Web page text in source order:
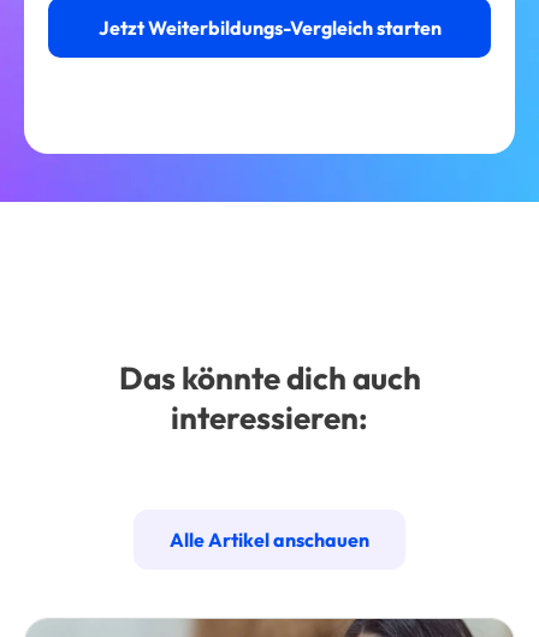
Jetzt Weiterbildungs-Vergleich starten
Das könnte dich auch
interessieren:
Alle Artikel anschauen